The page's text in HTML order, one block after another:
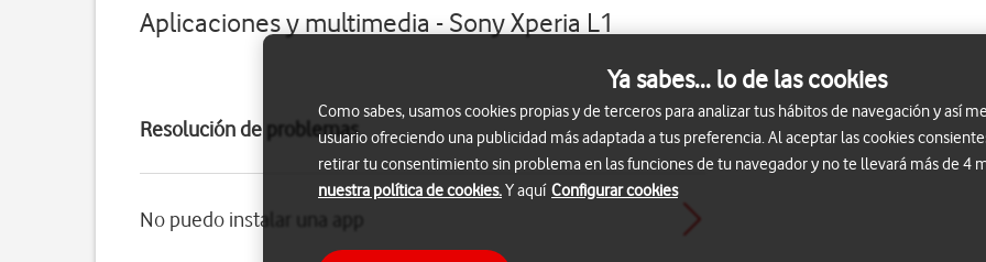
Aplicaciones y multimedia - Sony Xperia L1
Resolución de problemas
No puedo instalar una app
Ya sabes... lo de las cookies
Como sabes, usamos cookies propias y de terceros para analizar tus hábitos de navegación y así
usuario ofreciendo una publicidad más adaptada a tus preferencia. Al aceptar las cookies
retirar tu consentimiento sin problema en las funciones de tu navegador y no te llevará más de 4
nuestra política de cookies.Y aquí Configurar cookies